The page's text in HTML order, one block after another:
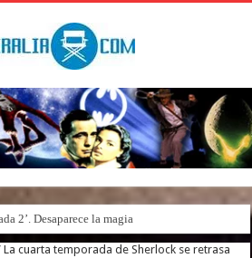
2’. Desaparece la magia
La cuarta temporada de Sherlock se retrasa